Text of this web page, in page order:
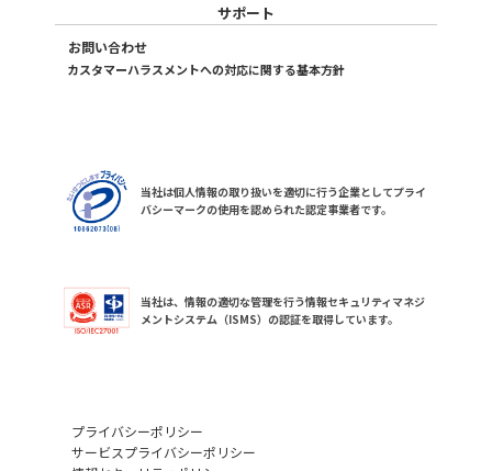
サポート
お問い合わせ
カスタマーハラスメントへの対応に関する基本方針
当社は個人情報の取り扱いを適切に行う企業としてプライ
バシーマークの使用を認められた認定事業者です。
当社は、情報の適切な管理を行う情報セキュリティマネジ
メントシステム（ISMS）の認証を取得しています。
プライバシーポリシー
サービスプライバシーポリシー